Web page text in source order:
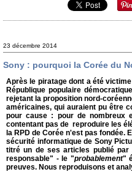
23 décembre 2014
Sony : pourquoi la Corée du
Après le piratage dont a été
République populaire
rejetant la proposition nord-
américaines, qui auraient pu être
pour cause : pour de nombreux
contentant pas de reproduire les
la RPD de Corée n'est pas fondée.
sécurité informatique de Sony
titré un de ses articles publié par
responsable" - le "probablement"
preuves. Nous reproduisons et